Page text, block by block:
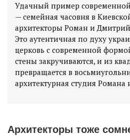
Удачный пример
— семейная часовня в
архитекторы Роман и
Это аутентичная по духу
церковь с современной
стены закручиваются, и из
превращается в
Архитекторы тоже